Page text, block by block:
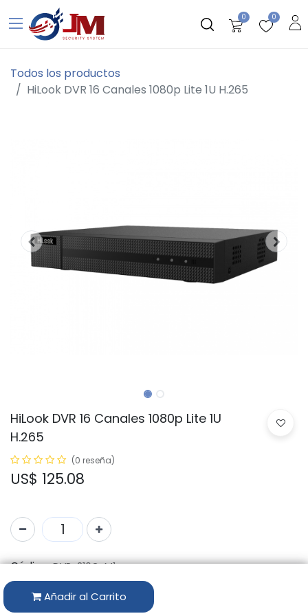
0 0
Todos los productos
HiLook DVR 16 Canales 1080p Lite 1U H.265
HiLook DVR 16 Canales 1080p Lite 1U
H.265
(0 reseña)
US$ 125.08
Añadir al Carrito
Código: DVR-216G-M1
Marca:HIKVISION